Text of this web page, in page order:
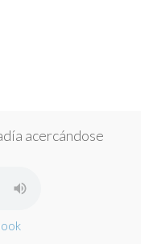
acercándose